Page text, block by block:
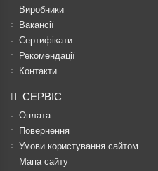
Виробники
Вакансії
Сертифікати
Рекомендації
Контакти
СЕРВІС
Оплата
Повернення
Умови користування сайтом
Мапа сайту